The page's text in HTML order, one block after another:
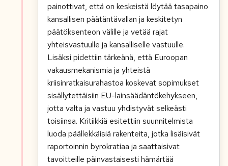
painottivat, että on keskeistä löytää tasapaino
kansallisen päätäntävallan ja keskitetyn
päätöksenteon välille ja vetää rajat
yhteisvastuulle ja kansalliselle vastuulle.
Lisäksi pidettiin tärkeänä, että Euroopan
vakausmekanismia ja yhteistä
kriisinratkaisurahastoa koskevat sopimukset
sisällytettäisiin EU-lainsäädäntökehykseen,
jotta valta ja vastuu yhdistyvät selkeästi
toisiinsa. Kritiikkiä esitettiin suunnitelmista
luoda päällekkäisiä rakenteita, jotka lisäisivät
raportoinnin byrokratiaa ja saattaisivat
tavoitteille päinvastaisesti hämärtää